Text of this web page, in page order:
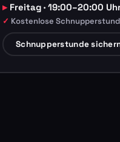
Freitag · 19:00–20:00
Kostenlose
Schnupperstunde